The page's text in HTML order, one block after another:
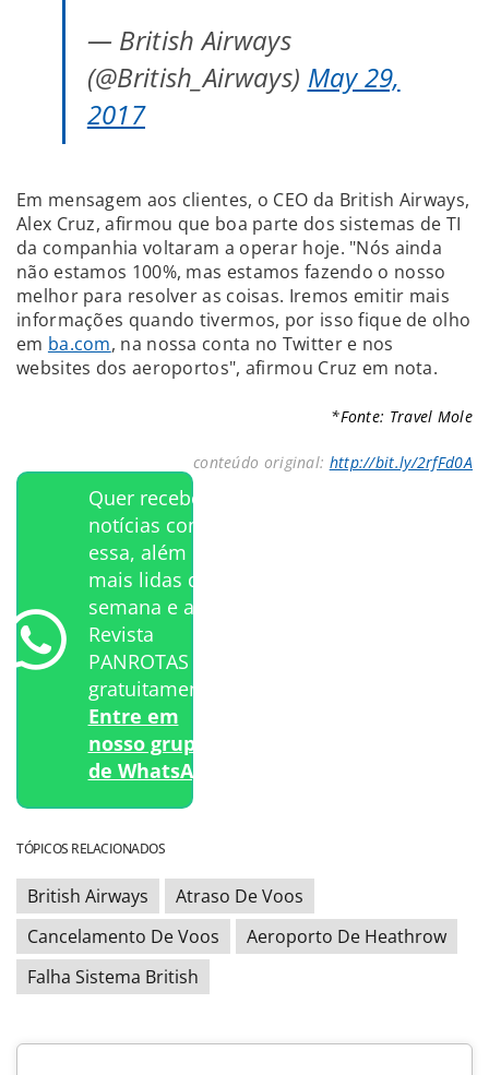
— British Airways
(@British_Airways) May 29,
2017
Em mensagem aos clientes, o CEO da British Airways,
Alex Cruz, afirmou que boa parte dos sistemas de TI
da companhia voltaram a operar hoje. "Nós ainda
não estamos 100%, mas estamos fazendo o nosso
melhor para resolver as coisas. Iremos emitir mais
informações quando tivermos, por isso fique de olho
em ba.com, na nossa conta no Twitter e nos
websites dos aeroportos", afirmou Cruz em nota.
*Fonte: Travel Mole
conteúdo original: http://bit.ly/2rfFd0A
Quer receber
notícias como
essa, além das
mais lidas da
semana e a
Revista
PANROTAS
gratuitamente?
Entre em
nosso grupo
de WhatsApp.
TÓPICOS RELACIONADOS
British Airways
Atraso De Voos
Cancelamento De Voos
Aeroporto De Heathrow
Falha Sistema British